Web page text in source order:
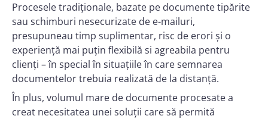
Procesele tradiționale, bazate pe documente tipărite
sau schimburi nesecurizate de e-mailuri,
presupuneau timp suplimentar, risc de erori și o
experiență mai puțin flexibilă si agreabila pentru
clienți – în special în situațiile în care semnarea
documentelor trebuia realizată de la distanță.
În plus, volumul mare de documente procesate a
creat necesitatea unei soluții care să permită